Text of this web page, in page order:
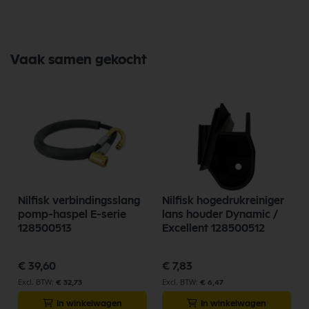
Vaak samen gekocht
Nilfisk verbindingsslang
pomp-haspel E-serie
128500513
€ 39,60
€ 32,73
In winkelwagen
Nilfisk hogedrukreiniger
lans houder Dynamic /
Excellent 128500512
€ 7,83
€ 6,47
In winkelwagen